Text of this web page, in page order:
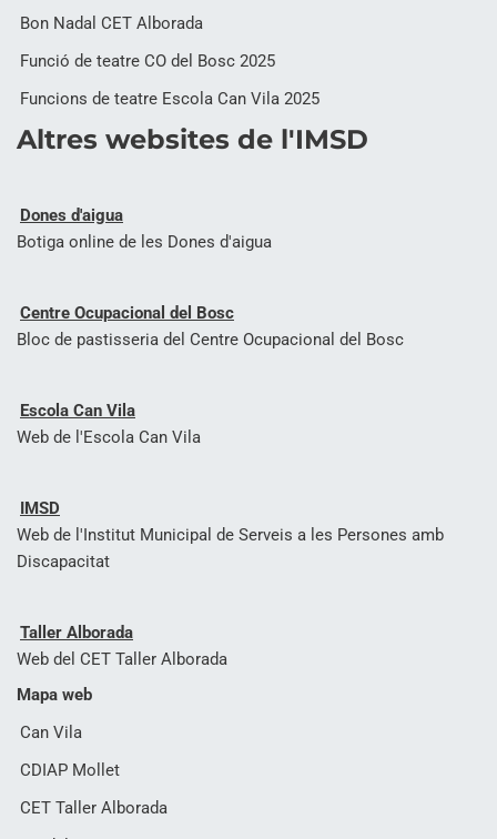
Bon Nadal CET Alborada
Funció de teatre CO del Bosc 2025
Funcions de teatre Escola Can Vila 2025
Altres websites de l'IMSD
Dones d'aigua
Botiga online de les Dones d'aigua
Centre Ocupacional del Bosc
Bloc de pastisseria del Centre Ocupacional del Bosc
Escola Can Vila
Web de l'Escola Can Vila
IMSD
Web de l'Institut Municipal de Serveis a les Persones amb
Discapacitat
Taller Alborada
Web del CET Taller Alborada
Mapa web
Can Vila
CDIAP Mollet
CET Taller Alborada